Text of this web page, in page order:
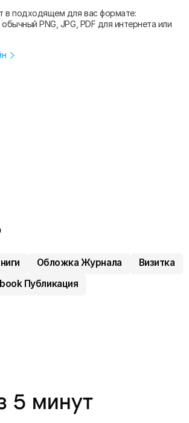
в подходящем для вас формате:
PNG, JPG, PDF для интернета или
Обложка Журнала
Визитка
Публикация
5 минут